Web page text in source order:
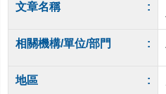
文章名稱 :
相關機構/單位/部門 :
地區 :